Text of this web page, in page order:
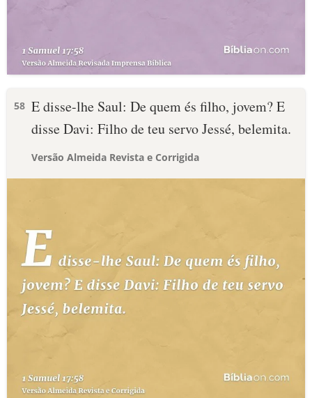
58 E disse-lhe Saul: De quem és filho, jovem? E
disse Davi: Filho de teu servo Jessé, belemita.
Versão Almeida Revista e Corrigida